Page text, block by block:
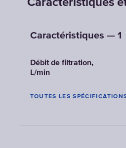
Caractéristiques
Caractéristiques — 1
Débit de filtration,
L/min
TOUTES LES